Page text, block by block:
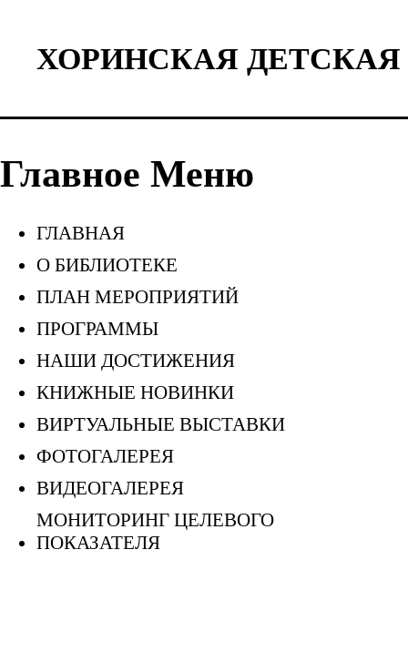
ХОРИНСКАЯ
Главное Меню
ГЛАВНАЯ
О БИБЛИОТЕКЕ
ПЛАН МЕРОПРИЯТИЙ
ПРОГРАММЫ
НАШИ ДОСТИЖЕНИЯ
КНИЖНЫЕ НОВИНКИ
ВИРТУАЛЬНЫЕ ВЫСТАВКИ
ФОТОГАЛЕРЕЯ
ВИДЕОГАЛЕРЕЯ
МОНИТОРИНГ ЦЕЛЕВОГО
ПОКАЗАТЕЛЯ